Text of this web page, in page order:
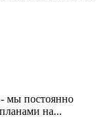
мы постоянно
на...